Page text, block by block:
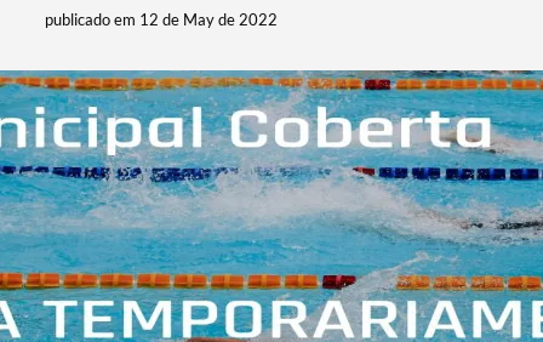
publicado em 12 de May de 2022